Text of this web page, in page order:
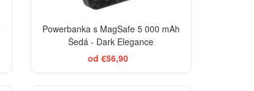
Powerbanka s MagSafe 5 000 mAh
Šedá - Dark Elegance
od €56,90